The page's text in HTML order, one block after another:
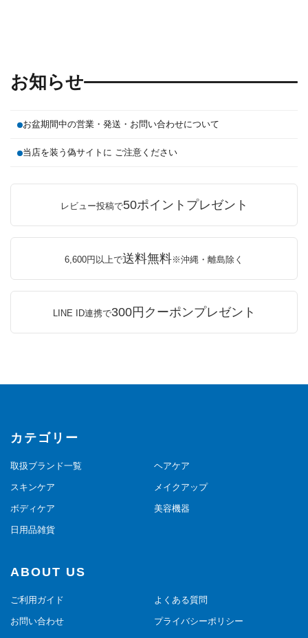
お知らせ
お盆期間中の営業・発送・お問い合わせについて
当店を装う偽サイトに ご注意ください
レビュー投稿で50ポイントプレゼント
6,600円以上で送料無料※沖縄・離島除く
LINE ID連携で300円クーポンプレゼント
カテゴリー
取扱ブランド一覧 ヘアケア
スキンケア メイクアップ
ボディケア 美容機器
日用品雑貨
ABOUT US
ご利用ガイド よくある質問
お問い合わせ プライバシーポリシー